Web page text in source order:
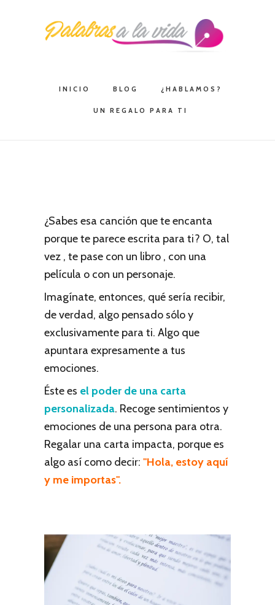
contenido
INICIO BLOG ¿HABLAMOS?
UN REGALO PARA TI
¿Sabes esa canción que te encanta
porque te parece escrita para ti? O, tal
vez , te pase con un libro , con una
película o con un personaje.
Imagínate, entonces, qué sería recibir,
de verdad, algo pensado sólo y
exclusivamente para ti. Algo que
apuntara expresamente a tus
emociones.
Éste es el poder de una carta
personalizada. Recoge sentimientos y
emociones de una persona para otra.
Regalar una carta impacta, porque es
algo así como decir: "Hola, estoy aquí
y me importas".